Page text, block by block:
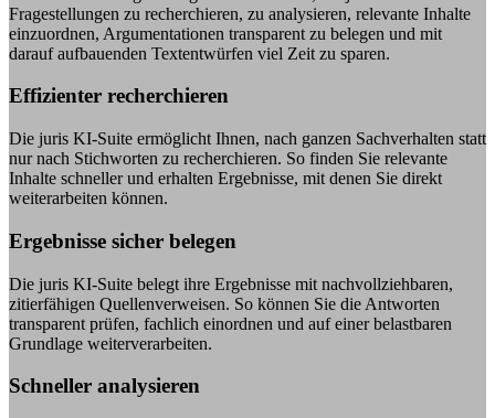
Fragestellungen zu recherchieren, zu analysieren, relevante Inhalte
einzuordnen, Argumentationen transparent zu belegen und mit
darauf aufbauenden Textentwürfen viel Zeit zu sparen.
Effizienter recherchieren
Die juris KI-Suite ermöglicht Ihnen, nach ganzen Sachverhalten statt
nur nach Stichworten zu recherchieren. So finden Sie relevante
Inhalte schneller und erhalten Ergebnisse, mit denen Sie direkt
weiterarbeiten können.
Ergebnisse sicher belegen
Die juris KI-Suite belegt ihre Ergebnisse mit nachvollziehbaren,
zitierfähigen Quellenverweisen. So können Sie die Antworten
transparent prüfen, fachlich einordnen und auf einer belastbaren
Grundlage weiterverarbeiten.
Schneller analysieren